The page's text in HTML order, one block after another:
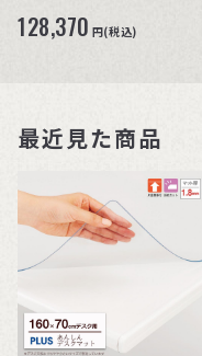
128,370 円(税込)
最近見た商品